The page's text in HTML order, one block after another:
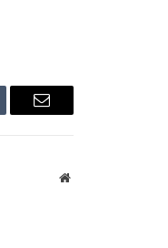
Email
Website